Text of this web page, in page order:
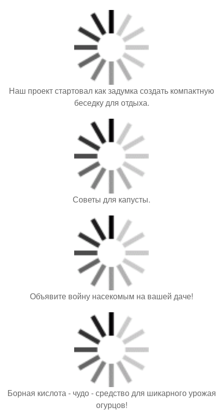
Наш проект стартовал как задумка создать компактную
беседку для отдыха.
Советы для капусты.
Объявите войну насекомым на вашей даче!
Борная кислота - чудо - средство для шикарного урожая
огурцов!